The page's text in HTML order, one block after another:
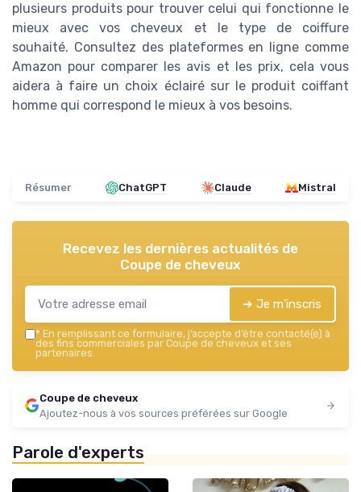
plusieurs produits pour trouver celui qui fonctionne le
mieux avec vos cheveux et le type de coiffure
souhaité. Consultez des plateformes en ligne comme
Amazon pour comparer les avis et les prix, cela vous
aidera à faire un choix éclairé sur le produit coiffant
homme qui correspond le mieux à vos besoins.
Résumer ChatGPT Claude Mistral
Recevez les dernières actualités de
Coupe de cheveux
➔ Je m'inscris
* En remplissant ce formulaire, j’accepte d’être contacté(e) à
des fins commerciales par Coupe de cheveux et ses
partenaires.
Coupe de cheveux
Ajoutez-nous à vos sources préférées sur Google
Parole d'experts